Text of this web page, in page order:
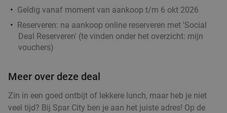
Geldig vanaf moment van aankoop t/m 6 okt 2026
Reserveren: na aankoop online reserveren met 'Social
Deal Reserveren' (te vinden onder het overzicht: mijn
vouchers)
Meer over deze deal
Zin in een goed ontbijt of lekkere lunch, maar heb je niet
veel tijd? Bij Spar City ben je aan het juiste adres! Op de